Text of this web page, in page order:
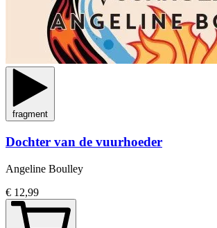
fragment
Dochter van de vuurhoeder
Angeline Boulley
€ 12,99